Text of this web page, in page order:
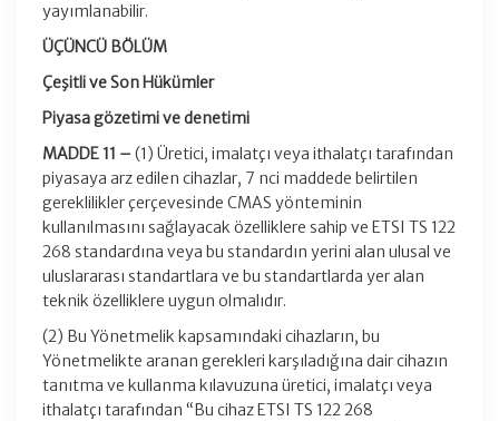
yayımlanabilir.
ÜÇÜNCÜ BÖLÜM
Çeşitli ve Son Hükümler
Piyasa gözetimi ve denetimi
MADDE 11 – (1) Üretici, imalatçı veya ithalatçı tarafından
piyasaya arz edilen cihazlar, 7 nci maddede belirtilen
gereklilikler çerçevesinde CMAS yönteminin
kullanılmasını sağlayacak özelliklere sahip ve ETSI TS 122
268 standardına veya bu standardın yerini alan ulusal ve
uluslararası standartlara ve bu standartlarda yer alan
teknik özelliklere uygun olmalıdır.
(2) Bu Yönetmelik kapsamındaki cihazların, bu
Yönetmelikte aranan gerekleri karşıladığına dair cihazın
tanıtma ve kullanma kılavuzuna üretici, imalatçı veya
ithalatçı tarafından “Bu cihaz ETSI TS 122 268